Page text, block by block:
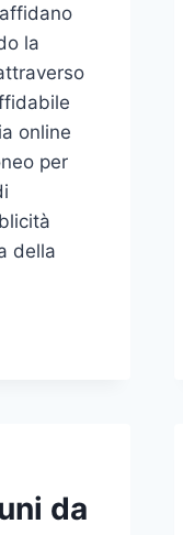
la
online
per
della
da